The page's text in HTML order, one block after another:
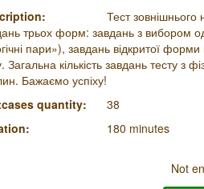
Тест зовнішнього
трьох форм: завдань з вибором
пари»), завдань відкритої
Загальна кількість завдань тесту
Бажаємо успіху!
quantity:
38
180 minutes
Not